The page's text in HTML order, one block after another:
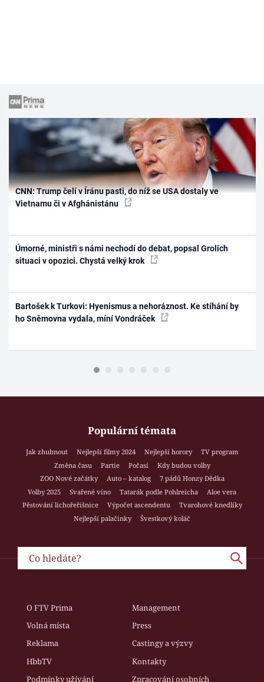
CNN: Trump čelí v Íránu pasti, do níž se USA dostaly ve
Vietnamu či v Afghánistánu
Úmorné, ministři s námi nechodí do debat, popsal Grolich
situaci v opozici. Chystá velký krok
Bartošek k Turkovi: Hyenismus a nehoráznost. Ke stíhání by
ho Sněmovna vydala, míní Vondráček
Populární témata
Jak zhubnout Nejlepší filmy 2024 Nejlepší horory
TV program
Změna času
Partie Počasí
Kdy budou volby
ZOO Nové začátky
Auto – katalog
7 pádů Honzy Dědka
Volby 2025
Svařené víno Tatarák podle Pohlreicha
Aloe vera
Pěstování lichořeřišnice
Výpočet ascendentu
Tvarohové knedlíky
Nejlepší palačinky
Švestkový koláč
O FTV Prima
Management
Volná místa
Press
Reklama
Castingy a výzvy
HbbTV
Kontakty
Podmínky užívání
Zpracování osobních